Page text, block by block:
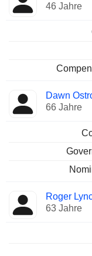
46 Jahre
Dawn
66 Jahre
Roger
63 Jahre